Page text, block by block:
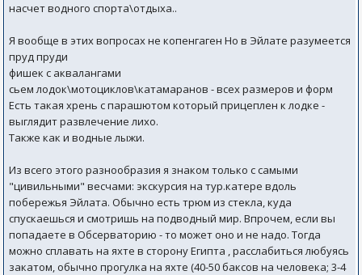
насчет водного спорта\отдыха..
Я вообще в этих вопросах не копенгаген Но в Эйлате разумеется
пруд пруди
фишек с аквалангами
сьем лодок\мотоциклов\катамаранов - всех размеров и форм
Есть такая хрень с парашютом который прицеплен к лодке -
выглядит развлечение лихо.
Также как и водные лыжи.
Из всего этого разнообразия я знаком только с самыми
"цивильными" весчами: экскурсия на тур.катере вдоль
побережья Эйлата. Обычно есть трюм из стекла, куда
спускаешься и смотришь на подводный мир. Впрочем, если вы
попадаете в Обсерваторию - то может оно и не надо. Тогда
можно сплавать на яхте в сторону Египта , расслабиться любуясь
закатом, обычно прогулка на яхте (40-50 баксов на человека; 3-4